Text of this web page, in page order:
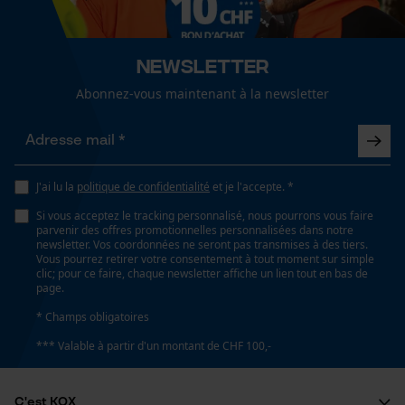
couleur unie
Type de poche
poches à fermeture éclair, poches latérales, poches
frontales, poches avant
Confort
Newsletter
Abonnez-vous maintenant à la newsletter
J'ai lu la politique de confidentialité et je l'accepte. *
Si vous acceptez le tracking personnalisé, nous pourrons vous faire
parvenir des offres promotionnelles personnalisées dans notre
newsletter. Vos coordonnées ne seront pas transmises à des tiers.
Vous pourrez retirer votre consentement à tout moment sur simple
clic; pour ce faire, chaque newsletter affiche un lien tout en bas de
page.
* Champs obligatoires
*** Valable à partir d'un montant de CHF 100,-
C'est KOX
fonctionnalité
Panier sauvegardé
Salutation personnelle
Géo-IP et détection des
utilisateurs
Vidéos YouTube
Prise de contact par chat